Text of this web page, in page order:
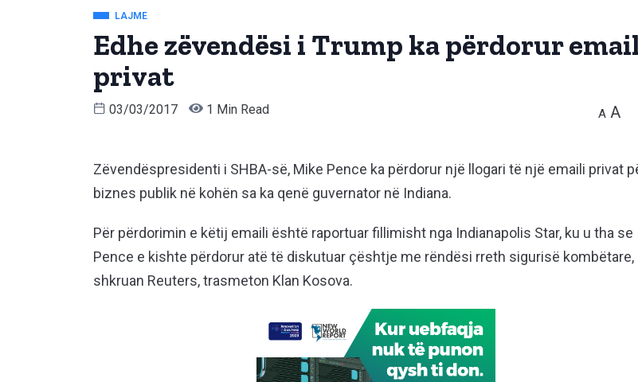
LAJME
Edhe zëvendësi i Trump ka përdorur
privat
03/03/2017 1 Min Read A A
Zëvendëspresidenti i SHBA-së, Mike Pence ka përdorur një llogari të një emaili privat
biznes publik në kohën sa ka qenë guvernator në Indiana.
Për përdorimin e këtij emaili është raportuar fillimisht nga Indianapolis Star, ku u tha se
Pence e kishte përdorur atë të diskutuar çështje me rëndësi rreth sigurisë kombëtare,
shkruan Reuters, trasmeton Klan Kosova.